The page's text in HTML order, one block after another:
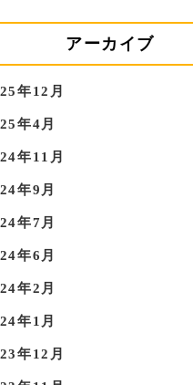
アーカイブ
年12月
年4月
年11月
年9月
年7月
年6月
年2月
年1月
年12月